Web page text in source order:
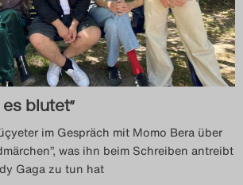
Search
blutet”
im Gespräch mit Momo Bera über
was ihn beim Schreiben antreibt
Gaga zu tun hat